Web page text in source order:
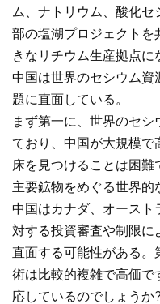
ム、ナトリウム、酸化
部の塩湖プロジェクト
きなリチウム生産拠点に
中国は世界のセシウム
題に直面している。
まず第一に、世界のセ
ており、中国が大規模
床を見つけることは困
主要鉱物をめぐる世界的
中国はカナダ、オース
対する投資審査や制限
直面する可能性がある
術は比較的複雑で高価
応しているのでしょうか?